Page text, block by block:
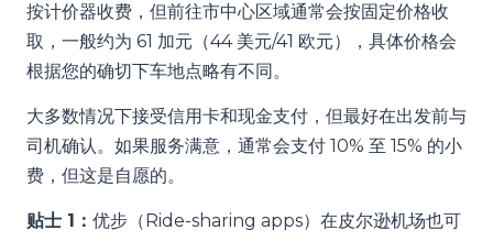
按计价器收费，但前往市中心区域通常会按固定价格收
取，一般约为 61 加元（44 美元/41 欧元），具体价格会
根据您的确切下车地点略有不同。
大多数情况下接受信用卡和现金支付，但最好在出发前与
司机确认。如果服务满意，通常会支付 10% 至 15% 的小
费，但这是自愿的。
贴士 1： 优步（Ride-sharing apps）在皮尔逊机场也可